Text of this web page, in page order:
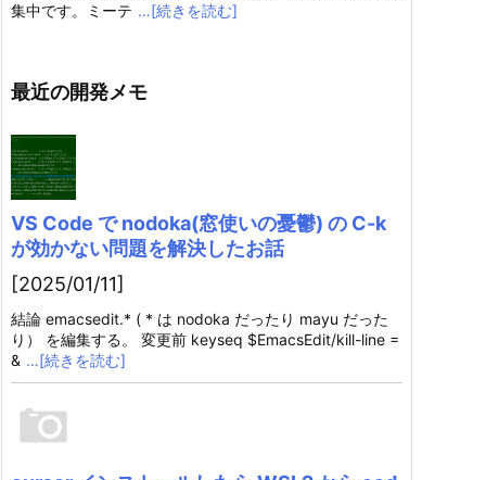
集中です。ミーテ …[続きを読む]
最近の開発メモ
VS Code で nodoka(窓使いの憂鬱) の C-k
が効かない問題を解決したお話
[2025/01/11]
結論 emacsedit.* ( * は nodoka だったり mayu だった
り） を編集する。 変更前 keyseq $EmacsEdit/kill-line =
& …[続きを読む]